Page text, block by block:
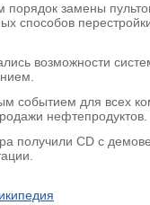
замены
способов
возможности
событием для всех
нефтепродуктов.
получили CD с